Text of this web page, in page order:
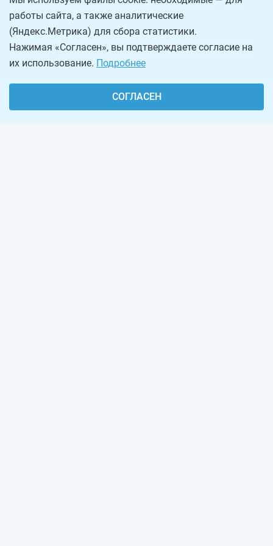
работы сайта, а также аналитические
(Яндекс.Метрика) для сбора статистики.
Нажимая «Согласен», вы подтверждаете согласие на
их использование. Подробнее
СОГЛАСЕН